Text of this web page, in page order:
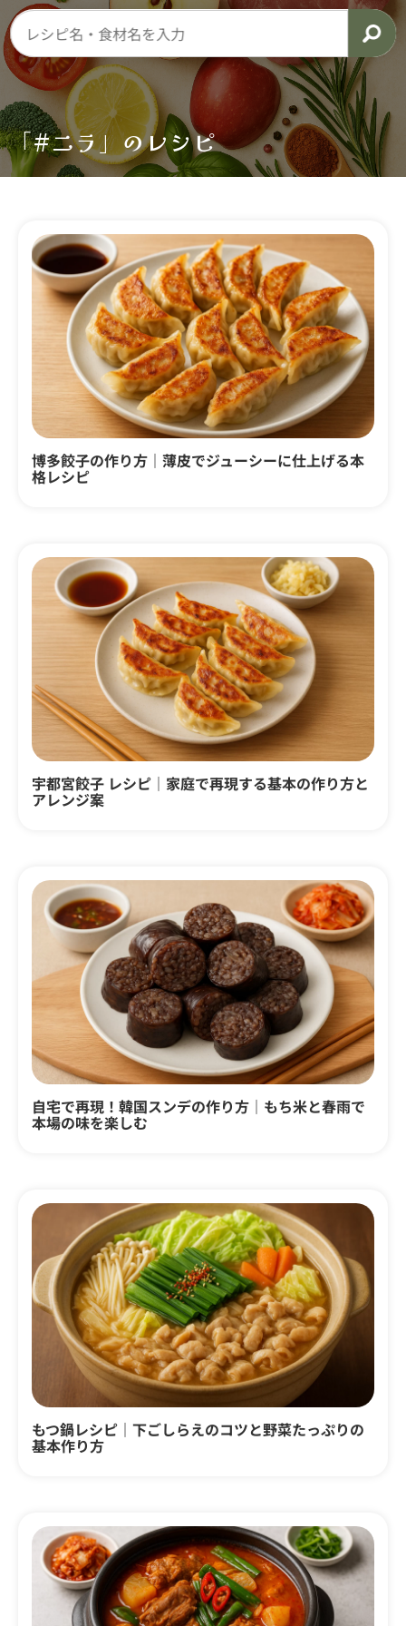
「#ニラ」のレシピ
博多餃子の作り方｜薄皮でジューシーに仕上げる本
格レシピ
宇都宮餃子 レシピ｜家庭で再現する基本の作り方と
アレンジ案
自宅で再現！韓国スンデの作り方｜もち米と春雨で
本場の味を楽しむ
もつ鍋レシピ｜下ごしらえのコツと野菜たっぷりの
基本作り方